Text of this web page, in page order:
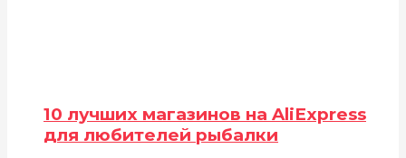
10 лучших магазинов на AliExpress
для любителей рыбалки